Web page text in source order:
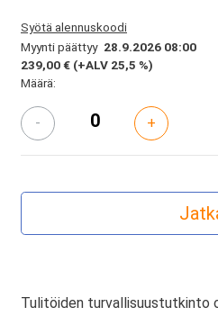
Syötä alennuskoodi
Myynti päättyy 28.9.2026 08:00
239,00 € (+ALV 25,5 %)
Määrä:
- +
Tulitöiden turvallisuustutkinto